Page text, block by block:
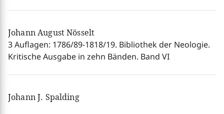
Johann August Nösselt
3 Auflagen: 1786/89-1818/19. Bibliothek der Neologie.
Kritische Ausgabe in zehn Bänden. Band VI
Johann J. Spalding